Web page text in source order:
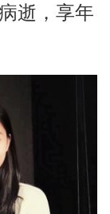
逝，享年